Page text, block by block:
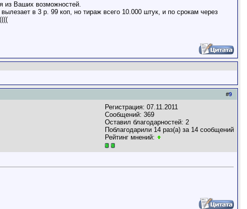
из Ваших возможностей.
в 3 р. 99 коп, но тираж всего 10.000 штук, и по срокам через
#9
Регистрация: 07.11.2011
Сообщений: 369
Оставил благодарностей: 2
Поблагодарили 14 раз(а) за 14 сообщений
Рейтинг мнений: